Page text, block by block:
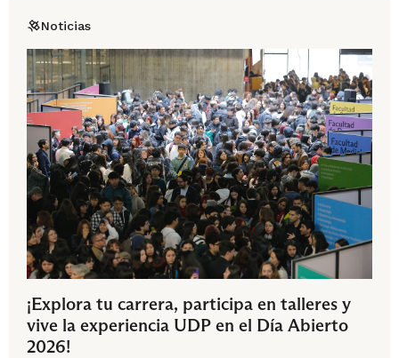
Noticias
¡Explora tu carrera, participa en talleres y
vive la experiencia UDP en el Día Abierto
2026!